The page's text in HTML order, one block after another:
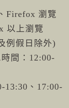
Firefox 瀏覽
以上瀏覽
例假日除外)
間：12:00-
13:30、17:00-